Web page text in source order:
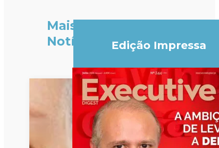
Mais
Notícias
Edição Impressa